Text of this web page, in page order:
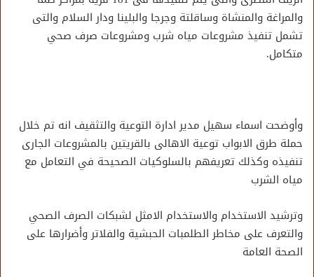
والمراغة والمنشاة وساقلتة وجرجا والبلينا ودار السلام والتى
تشمل تنفيذ مشروعات مياه شرب ومشروعات صرف صحي
متكامل.
وأوضحت اسماء سهيل مدير ادارة التوعية والتثقيف انه تم خلال
حملة طرق الابواب توعية الاهالى بالقريتين بالمشروعات الجارى
تنفيذه وكذلك تعريفهم بالسلوكيات الصحيحة في التعامل مع
مياه الشرب
وترشيد الاستخدام والاستخدام الامثل لشبكات الصرف الصحي
والتعرف على مخاطر الطلمبات الحبشية والفلاتر وأضرارها على
الصحة العامة